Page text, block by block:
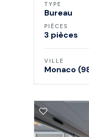
TYPE
Bureau
PIÈCES
3 pièces
VILLE
Monaco